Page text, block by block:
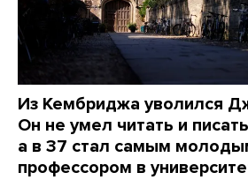
Из Кембриджа уволился
Он не умел читать и
а в 37 стал самым
профессором в